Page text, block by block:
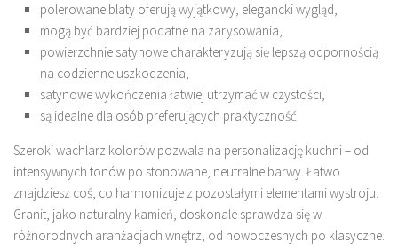
polerowane blaty oferują wyjątkowy, elegancki wygląd,
mogą być bardziej podatne na zarysowania,
powierzchnie satynowe charakteryzują się lepszą odpornością
na codzienne uszkodzenia,
satynowe wykończenia łatwiej utrzymać w czystości,
są idealne dla osób preferujących praktyczność.
Szeroki wachlarz kolorów pozwala na personalizację kuchni – od
intensywnych tonów po stonowane, neutralne barwy. Łatwo
znajdziesz coś, co harmonizuje z pozostałymi elementami wystroju.
Granit, jako naturalny kamień, doskonale sprawdza się w
różnorodnych aranżacjach wnętrz, od nowoczesnych po klasyczne.